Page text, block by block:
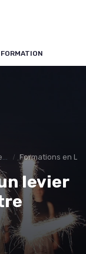
Formations en
levier